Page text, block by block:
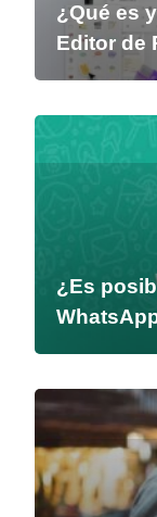
¿Qué es
Editor de
¿Es